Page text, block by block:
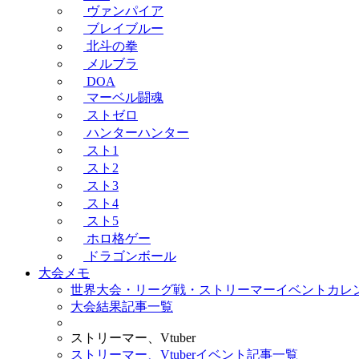
ヴァンパイア
ブレイブルー
北斗の拳
メルブラ
DOA
マーベル闘魂
ストゼロ
ハンターハンター
スト1
スト2
スト3
スト4
スト5
ホロ格ゲー
ドラゴンボール
大会メモ
世界大会・リーグ戦・ストリーマーイベントカレ
大会結果記事一覧
ストリーマー、Vtuber
ストリーマー、Vtuberイベント記事一覧